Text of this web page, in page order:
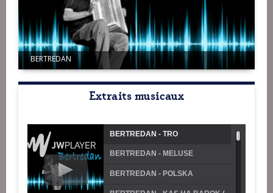
BERTREDAN
Extraits musicaux
BERTREDAN - TRO
BERTREDAN - MELUSE
(BOURREE)
BERTREDAN - POLSKA